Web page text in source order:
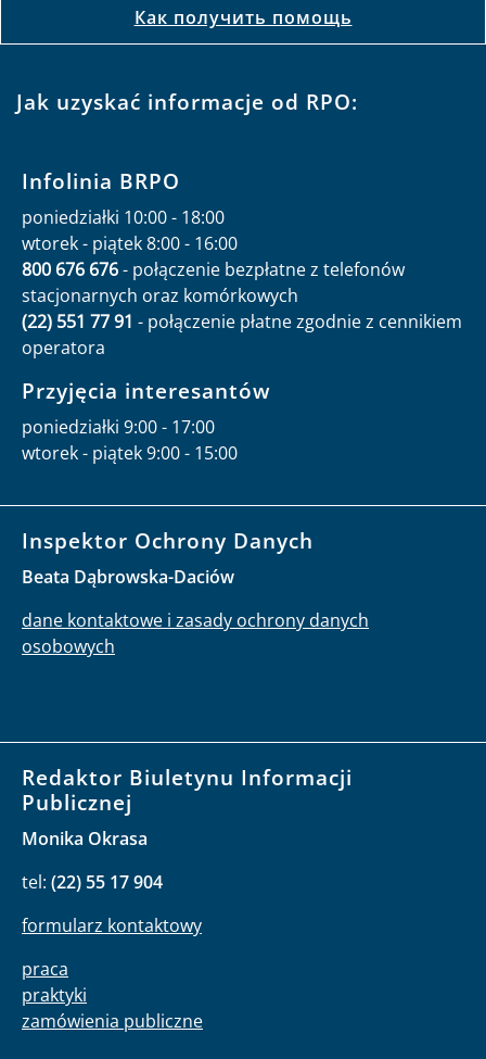
Как получить помощь
Jak uzyskać informacje od RPO:
Infolinia BRPO
poniedziałki 10:00 - 18:00
wtorek - piątek 8:00 - 16:00
800 676 676- połączenie bezpłatne z telefonów
stacjonarnych oraz komórkowych
(22) 551 77 91 - połączenie płatne zgodnie z cennikiem
operatora
Przyjęcia interesantów
poniedziałki 9:00 - 17:00
wtorek - piątek 9:00 - 15:00
Inspektor Ochrony Danych
Beata Dąbrowska-Daciów
dane kontaktowe i zasady ochrony danych
osobowych
Redaktor Biuletynu Informacji
Publicznej
Monika Okrasa
tel: (22) 55 17 904
formularz kontaktowy
praca
praktyki
zamówienia publiczne